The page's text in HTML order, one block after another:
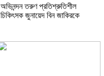
অভিনন্দন তরুণ প্রতিশ্রুতিশীল
চিকিৎসক জুনায়েদ বিন জাকিরকে